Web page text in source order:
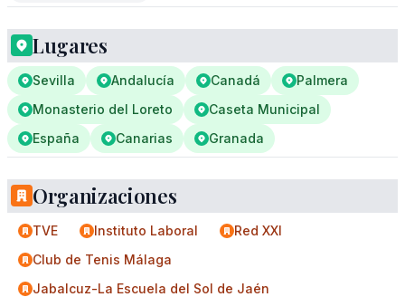
Lugares
Sevilla Andalucía Canadá
Palmera
Monasterio del Loreto
Caseta Municipal
España
Canarias Granada
Organizaciones
TVE Instituto Laboral
Red XXI
Club de Tenis Málaga
Jabalcuz-La Escuela del Sol de Jaén